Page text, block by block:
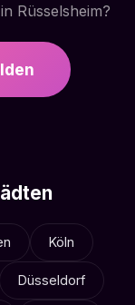
Rüsselsheim?
Köln
Düsseldorf